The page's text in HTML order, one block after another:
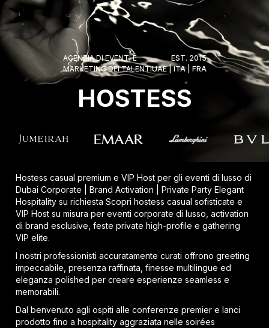
AGENZIA DI EVENTI E
MARKETING DEI TALENTI
EST. 2015
UAE | ITA | FRA
HOSTESS
Hostess casual premium e VIP Host per gli eventi di lusso di
Dubai Corporate | Brand Activation | Private Party Elegant
Hospitality su richiesta Scopri hostess casual sofisticate e
VIP Host su misura per eventi corporate di lusso, activation
di brand esclusive, feste private high-profile e gathering
VIP elite.
I nostri professionisti accuratamente curati offrono greeting
impeccabile, presenza raffinata, finesse multilingue ed
eleganza polished per creare esperienze seamless e
memorabili.
Dal benvenuto agli ospiti alle conferenze premier e lanci
prodotto fino a hospitality aggraziata nelle soirées